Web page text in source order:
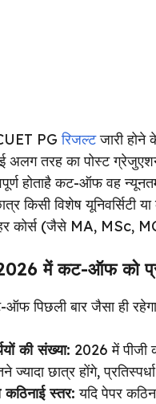
PGरिजल्टजारी
अलग तरह का पोस्ट
होताहै कट-ऑफ वह
किसी विशेष यूनिवर्सिटी
हर कोर्स (जैसे MA,
में कट-ऑफ को
पिछली बार जैसा ही रहेगा
की संख्या: 2026 में पीजी
ज्यादा छात्र होंगे,
स्तर: यदि पेपर